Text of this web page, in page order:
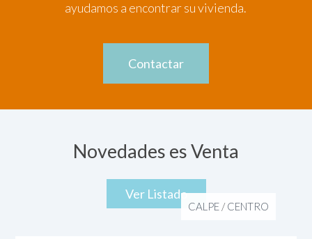
ayudamos a encontrar su vivienda.
Contactar
Novedades es Venta
Ver Listado
CALPE/CENTRO